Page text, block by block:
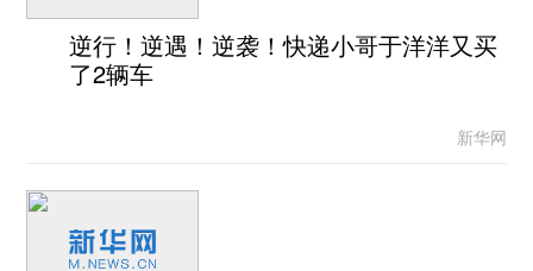
逆行！逆遇！逆袭！快递小哥于洋洋又买
了2辆车
新华网